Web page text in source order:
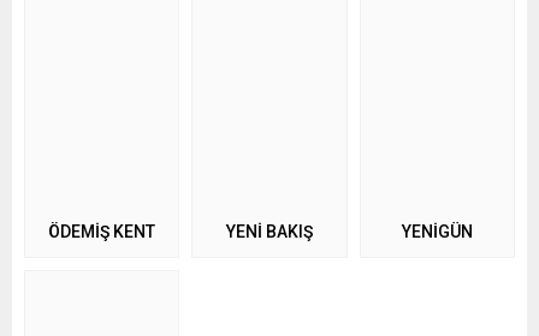
ÖDEMİŞ KENT YENİ BAKIŞ YENİGÜN